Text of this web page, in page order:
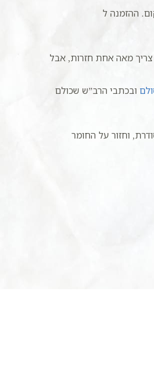
ההזמנה ל
צריך מאה אחת חזרות, אבל
ובכתבי הרב”ש שכולם
וחזור על החומר